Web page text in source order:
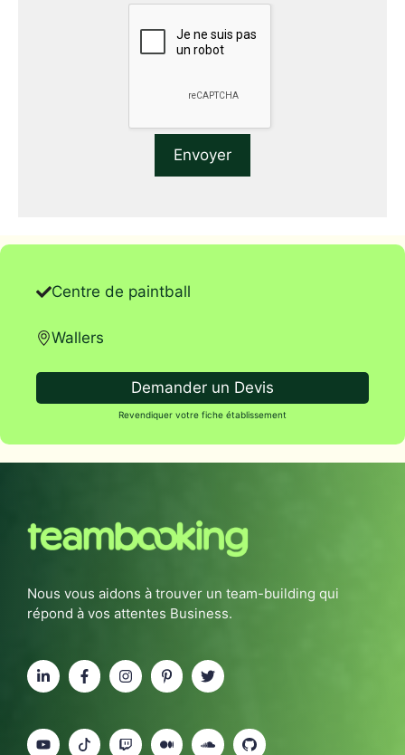
Centre de paintball
Wallers
Demander un Devis
Revendiquer votre fiche établissement
Nous vous aidons à trouver un team-building qui
répond à vos attentes Business.